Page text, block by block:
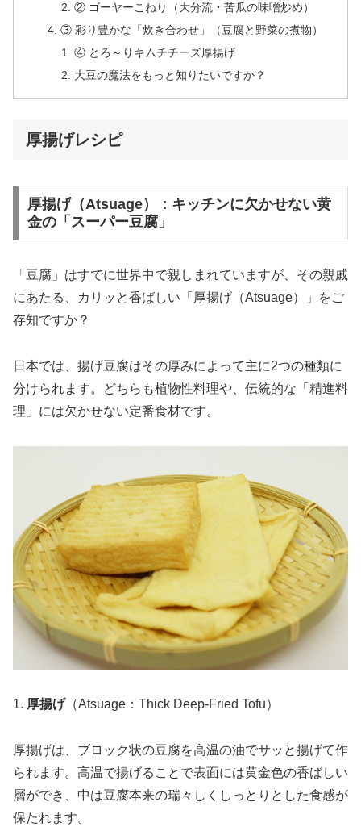
② ゴーヤーこねり（大分流・苦瓜の味噌炒め）
③ 彩り豊かな「炊き合わせ」（豆腐と野菜の煮物）
④ とろ～りキムチチーズ厚揚げ
大豆の魔法をもっと知りたいですか？
厚揚げレシピ
厚揚げ（Atsuage）：キッチンに欠かせない黄
金の「スーパー豆腐」
「豆腐」はすでに世界中で親しまれていますが、その親戚
にあたる、カリッと香ばしい「厚揚げ（Atsuage）」をご
存知ですか？
日本では、揚げ豆腐はその厚みによって主に2つの種類に
分けられます。どちらも植物性料理や、伝統的な「精進料
理」には欠かせない定番食材です。
1. 厚揚げ（Atsuage：Thick Deep-Fried Tofu）
厚揚げは、ブロック状の豆腐を高温の油でサッと揚げて作
られます。高温で揚げることで表面には黄金色の香ばしい
層ができ、中は豆腐本来の瑞々しくしっとりとした食感が
保たれます。